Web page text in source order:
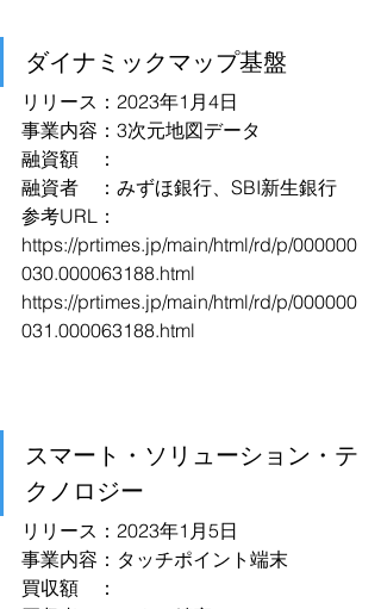
ダイナミックマップ基盤
リリース：2023年1月4日
事業内容：3次元地図データ
融資額　：
融資者　：みずほ銀行、SBI新生銀行
参考URL：
https://prtimes.jp/main/html/rd/p/000000
030.000063188.html
https://prtimes.jp/main/html/rd/p/000000
031.000063188.html
スマート・ソリューション・テ
クノロジー
リリース：2023年1月5日
事業内容：タッチポイント端末
買収額　：